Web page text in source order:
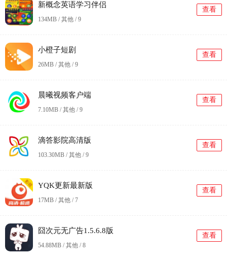
新概念英语学习伴侣
134MB / 其他 /9
查看
小橙子短剧
26MB / 其他 /9
查看
晨曦视频客户端
7.10MB / 其他 /9
查看
滴答影院高清版
103.30MB / 其他 /9
查看
YQK更新最新版
17MB / 其他 /7
查看
囧次元无广告1.5.6.8版
54.88MB / 其他 /8
查看